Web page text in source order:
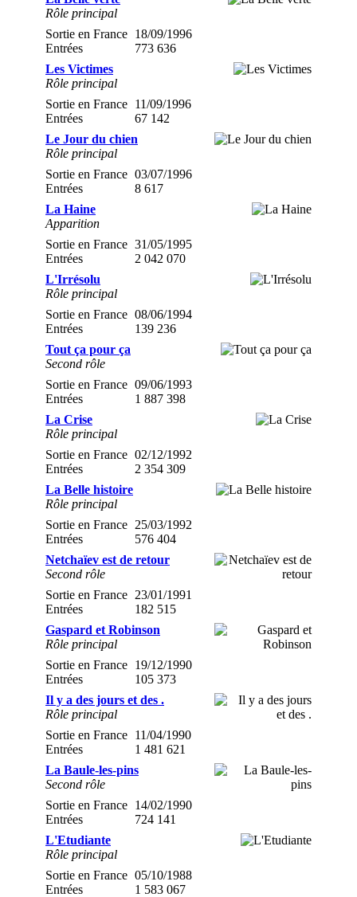
Rôle principal
Sortie en France
Entrées
18/09/1996
773 636
Les Victimes
Rôle principal
Sortie en France
Entrées
11/09/1996
67 142
Le Jour du chien
Rôle principal
Sortie en France
Entrées
03/07/1996
8 617
La Haine
Apparition
Sortie en France
Entrées
31/05/1995
2 042 070
L'Irrésolu
Rôle principal
Sortie en France
Entrées
08/06/1994
139 236
Tout ça pour ça
Second rôle
Sortie en France
Entrées
09/06/1993
1 887 398
La Crise
Rôle principal
Sortie en France
Entrées
02/12/1992
2 354 309
La Belle histoire
Rôle principal
Sortie en France
Entrées
25/03/1992
576 404
Netchaïev est de retour
Second rôle
Sortie en France
Entrées
23/01/1991
182 515
Gaspard et Robinson
Rôle principal
Sortie en France
Entrées
19/12/1990
105 373
Il y a des jours et des .
Rôle principal
Sortie en France
Entrées
11/04/1990
1 481 621
La Baule-les-pins
Second rôle
Sortie en France
Entrées
14/02/1990
724 141
L'Etudiante
Rôle principal
Sortie en France
Entrées
05/10/1988
1 583 067